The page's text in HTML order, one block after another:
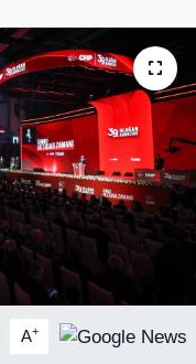
A+